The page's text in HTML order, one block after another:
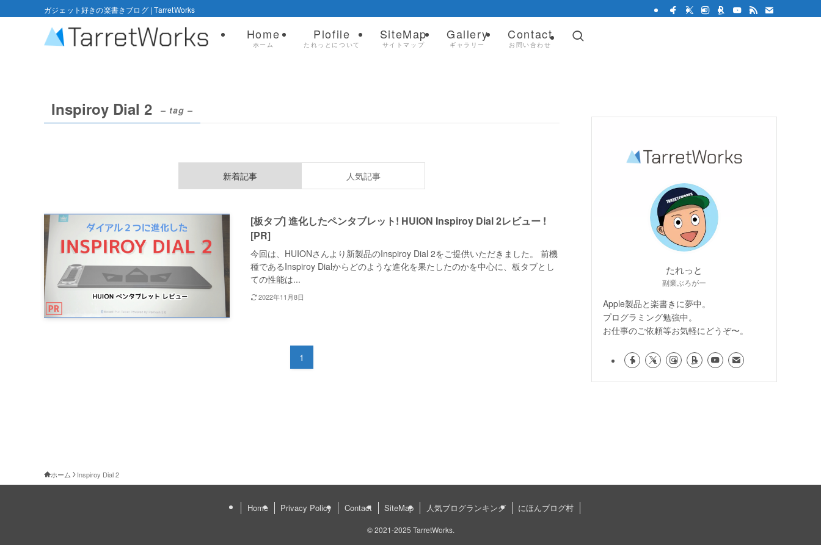
ガジェット好きの楽書きブログ | TarretWorks
Home
ホーム
Plofile
たれっとについて
SiteMap
サイトマップ
Gallery
ギャラリー
Contact
お問い合わせ
Inspiroy Dial 2 – tag –
新着記事 人気記事
[板タブ] 進化したペンタブレット! HUION Inspiroy Dial 2レビュー !
[PR]
今回は、HUIONさんより新製品のInspiroy Dial 2をご提供いただきました。 前機
種であるInspiroy Dialからどのような進化を果たしたのかを中心に、板タブとし
ての性能は...
2022年11月8日
1
たれっと
副業ぶろがー
Apple製品と楽書きに夢中。
プログラミング勉強中。
お仕事のご依頼等お気軽にどうぞ〜。
ホーム Inspiroy Dial 2
Home Privacy Policy Contact SiteMap 人気ブログランキング にほんブログ村
©2021-2025 TarretWorks.